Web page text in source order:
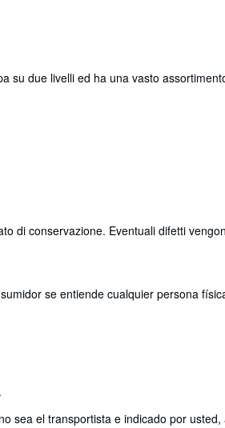
due livelli ed ha una vasto
di conservazione. Eventuali difetti
se entiende cualquier persona
sea el transportista e indicado por